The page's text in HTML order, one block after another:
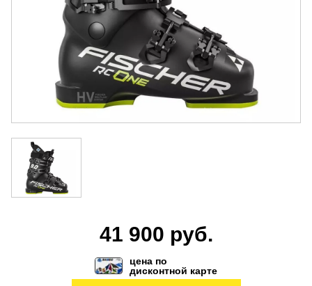
41 900 руб.
цена по
дисконтной карте